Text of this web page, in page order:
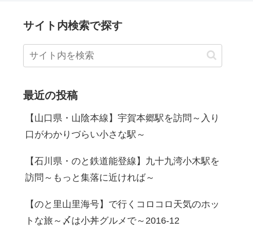
サイト内検索で探す
最近の投稿
【山口県・山陰本線】宇賀本郷駅を訪問～入り
口がわかりづらい小さな駅～
【石川県・のと鉄道能登線】九十九湾小木駅を
訪問～もっと集落に近ければ～
【のと里山里海号】で行くコロコロ天気のホッ
トな旅～〆は小丼グルメで～2016-12